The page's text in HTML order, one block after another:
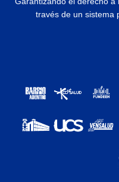
través de un sistema